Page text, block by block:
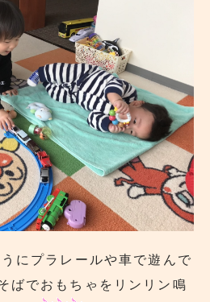
にプラレールや車で遊んで
ばでおもちゃをリンリン鳴